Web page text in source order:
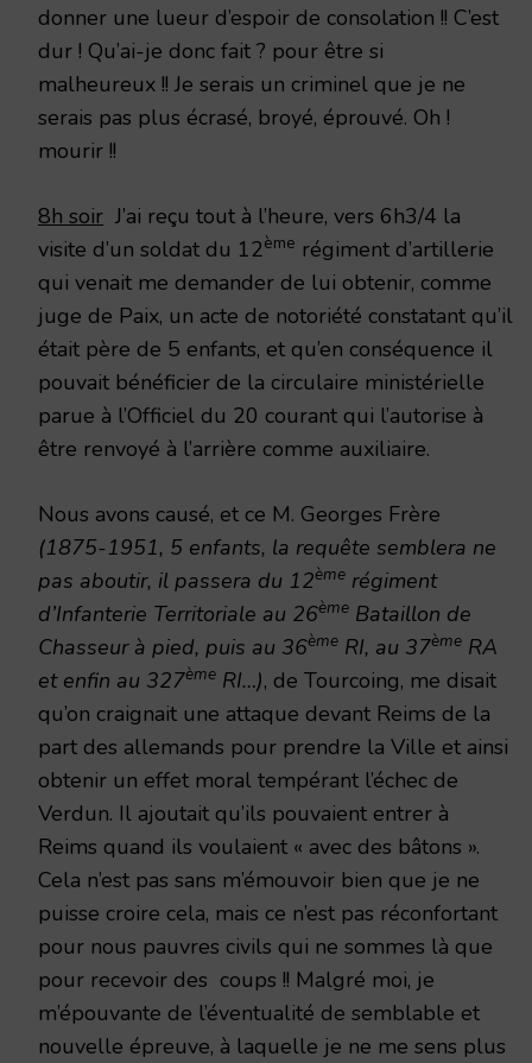
donner une lueur d’espoir de consolation !! C’est
dur ! Qu’ai-je donc fait ? pour être si
malheureux !! Je serais un criminel que je ne
serais pas plus écrasé, broyé, éprouvé. Oh !
mourir !!
8h soir J’ai reçu tout à l’heure, vers 6h3/4 la
visite d’un soldat du 12ème régiment d’artillerie
qui venait me demander de lui obtenir, comme
juge de Paix, un acte de notoriété constatant qu’il
était père de 5 enfants, et qu’en conséquence il
pouvait bénéficier de la circulaire ministérielle
parue à l’Officiel du 20 courant qui l’autorise à
être renvoyé à l’arrière comme auxiliaire.
Nous avons causé, et ce M. Georges Frère
(1875-1951, 5 enfants, la requête semblera ne
pas aboutir, il passera du 12ème régiment
d’Infanterie Territoriale au 26ème Bataillon de
Chasseur à pied, puis au 36ème RI, au 37ème RA
et enfin au 327ème RI…), de Tourcoing, me disait
qu’on craignait une attaque devant Reims de la
part des allemands pour prendre la Ville et ainsi
obtenir un effet moral tempérant l’échec de
Verdun. Il ajoutait qu’ils pouvaient entrer à
Reims quand ils voulaient « avec des bâtons ».
Cela n’est pas sans m’émouvoir bien que je ne
puisse croire cela, mais ce n’est pas réconfortant
pour nous pauvres civils qui ne sommes là que
pour recevoir des coups !! Malgré moi, je
m’épouvante de l’éventualité de semblable et
nouvelle épreuve, à laquelle je ne me sens plus